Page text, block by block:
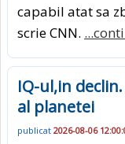
capabil atat sa
scrie CNN.
IQ-ul,in
al planetei
publicat 2026-08-06